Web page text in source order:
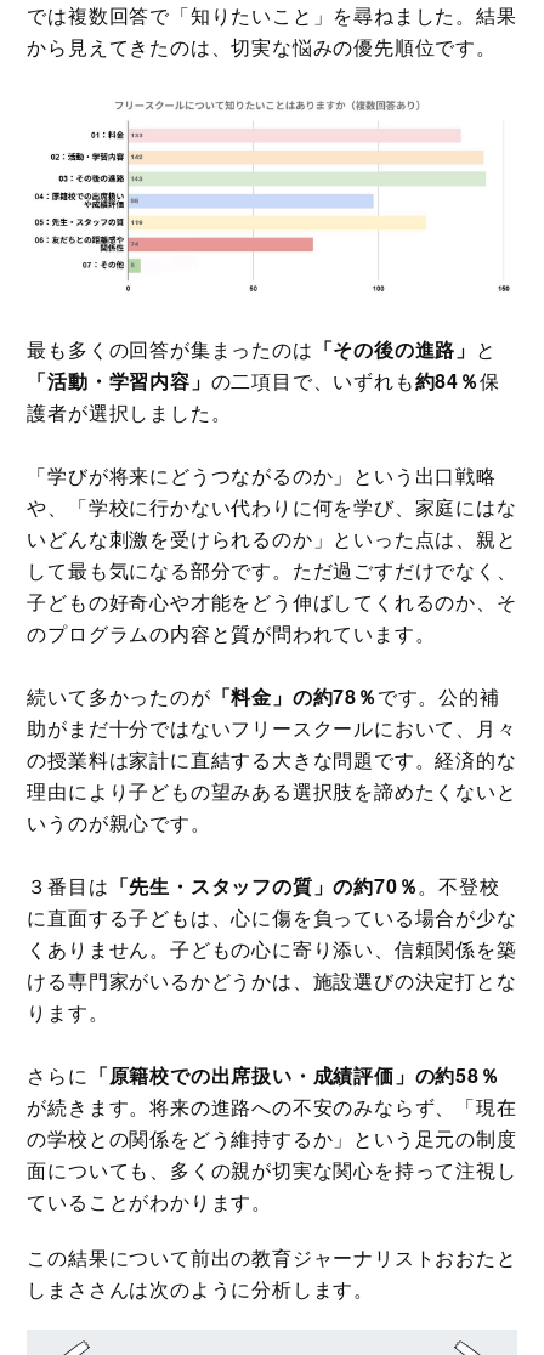
では複数回答で「知りたいこと」を尋ねました。結果
から見えてきたのは、切実な悩みの優先順位です。
最も多くの回答が集まったのは 「その後の進路」 と
「活動・学習内容」 の二項目で、いずれも約84％保
護者が選択しました。
「学びが将来にどうつながるのか」という出口戦略
や、「学校に行かない代わりに何を学び、家庭にはな
いどんな刺激を受けられるのか」といった点は、親と
して最も気になる部分です。ただ過ごすだけでなく、
子どもの好奇心や才能をどう伸ばしてくれるのか、そ
のプログラムの内容と質が問われています。
続いて多かったのが 「料金」の約78％です。公的補
助がまだ十分ではないフリースクールにおいて、月々
の授業料は家計に直結する大きな問題です。経済的な
理由により子どもの望みある選択肢を諦めたくないと
いうのが親心です。
３番目は 「先生・スタッフの質」の約70％。不登校
に直面する子どもは、心に傷を負っている場合が少な
くありません。子どもの心に寄り添い、信頼関係を築
ける専門家がいるかどうかは、施設選びの決定打とな
ります。
さらに 「原籍校での出席扱い・成績評価」の約58％
が続きます。将来の進路への不安のみならず、「現在
の学校との関係をどう維持するか」という足元の制度
面についても、多くの親が切実な関心を持って注視し
ていることがわかります。
この結果について前出の教育ジャーナリストおおたと
しまささんは次のように分析します。